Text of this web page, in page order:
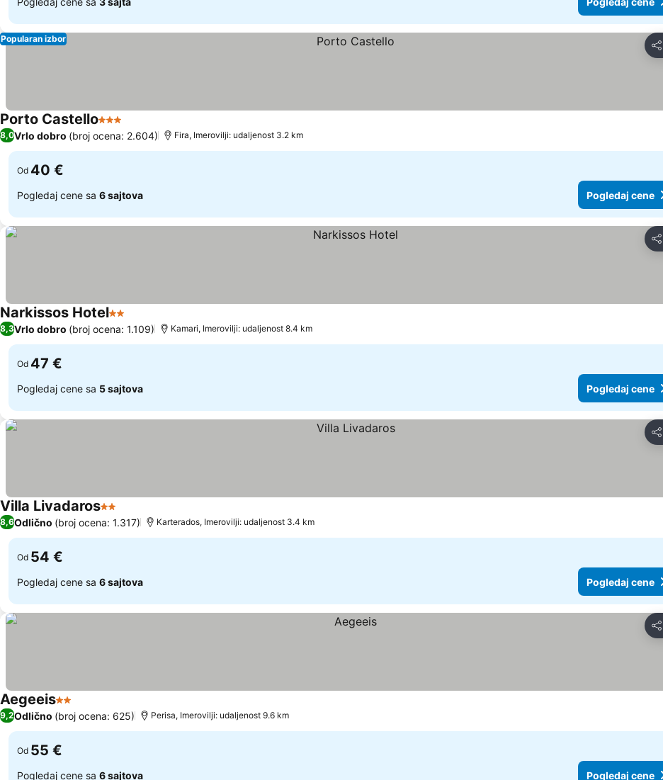
Deli
Popularan izbor
Porto Castello3 ZvezdicePogledaj cene
8,0Vrlo dobro (broj ocena: 2.604) Fira, Imerovilji: udaljenost 3.2 km
Od 40 €
Pogledaj cene sa 6 sajtova Pogledaj cene
Deli
Narkissos Hotel2 Zvezdice
Pogledaj cene
8,3Vrlo dobro (broj ocena: 1.109) Kamari, Imerovilji: udaljenost 8.4 km
Od 47 €
Pogledaj cene sa 5 sajtova Pogledaj cene
Deli
Villa Livadaros2 ZvezdicePogledaj cene
8,6Odlično (broj ocena: 1.317) Karterados, Imerovilji: udaljenost 3.4 km
Od 54 €
Pogledaj cene sa 6 sajtova Pogledaj cene
Deli
Aegeeis2 ZvezdicePogledaj cene
9,2Odlično (broj ocena: 625) Perisa, Imerovilji: udaljenost 9.6 km
Od 55 €
Pogledaj cene sa 6 sajtova Pogledaj cene